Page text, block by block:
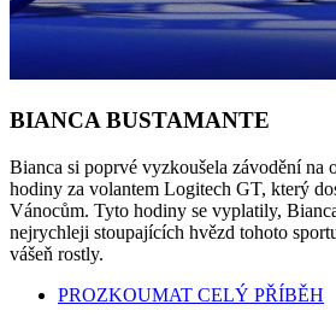
BIANCA BUSTAMANTE
Bianca si poprvé vyzkoušela závodění na
hodiny za volantem Logitech GT, který
Vánocům. Tyto hodiny se vyplatily,
nejrychleji stoupajících hvězd tohoto
vášeň rostly.
PROZKOUMAT CELÝ PŘÍBĚH